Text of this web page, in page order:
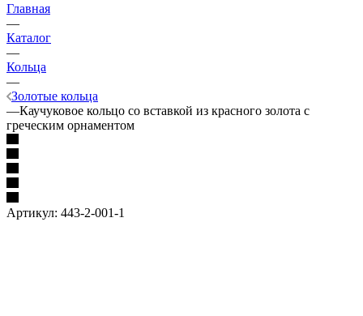
Главная
—
Каталог
—
Кольца
—
Золотые кольца
—Каучуковое кольцо со вставкой из красного золота с
греческим орнаментом
Артикул: 443-2-001-1